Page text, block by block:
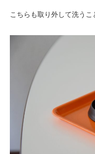
こちらも取り外して洗うこ